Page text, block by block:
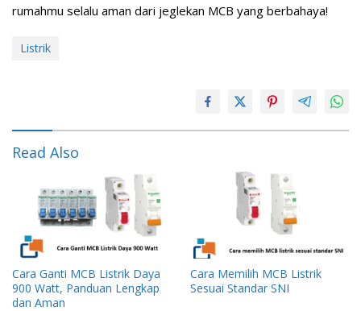
rumahmu selalu aman dari jeglekan MCB yang berbahaya!
Listrik
Read Also
Cara Ganti MCB Listrik Daya
900 Watt, Panduan Lengkap
dan Aman
Cara Memilih MCB Listrik
Sesuai Standar SNI